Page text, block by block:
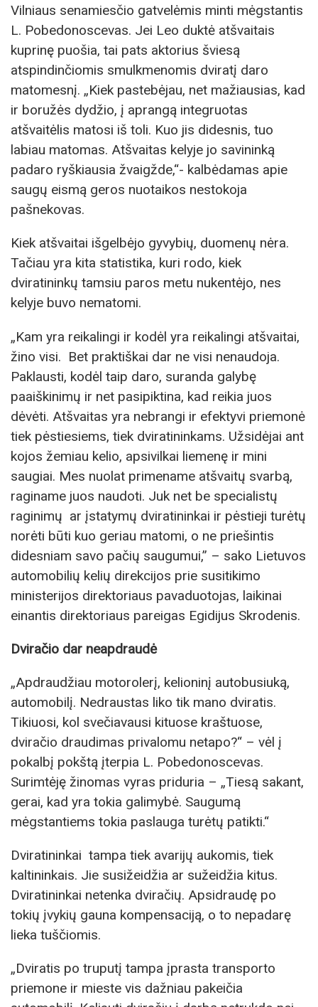
Vilniaus senamiesčio gatvelėmis minti mėgstantis
L. Pobedonoscevas. Jei Leo duktė atšvaitais
kuprinę puošia, tai pats aktorius šviesą
atspindinčiomis smulkmenomis dviratį daro
matomesnį. „Kiek pastebėjau, net mažiausias, kad
ir boružės dydžio, į aprangą integruotas
atšvaitėlis matosi iš toli. Kuo jis didesnis, tuo
labiau matomas. Atšvaitas kelyje jo savininką
padaro ryškiausia žvaigžde,“- kalbėdamas apie
saugų eismą geros nuotaikos nestokoja
pašnekovas.
Kiek atšvaitai išgelbėjo gyvybių, duomenų nėra.
Tačiau yra kita statistika, kuri rodo, kiek
dviratininkų tamsiu paros metu nukentėjo, nes
kelyje buvo nematomi.
„Kam yra reikalingi ir kodėl yra reikalingi atšvaitai,
žino visi. Bet praktiškai dar ne visi nenaudoja.
Paklausti, kodėl taip daro, suranda galybę
paaiškinimų ir net pasipiktina, kad reikia juos
dėvėti. Atšvaitas yra nebrangi ir efektyvi priemonė
tiek pėstiesiems, tiek dviratininkams. Užsidėjai ant
kojos žemiau kelio, apsivilkai liemenę ir mini
saugiai. Mes nuolat primename atšvaitų svarbą,
raginame juos naudoti. Juk net be specialistų
raginimų ar įstatymų dviratininkai ir pėstieji turėtų
norėti būti kuo geriau matomi, o ne priešintis
didesniam savo pačių saugumui,” – sako Lietuvos
automobilių kelių direkcijos prie susitikimo
ministerijos direktoriaus pavaduotojas, laikinai
einantis direktoriaus pareigas Egidijus Skrodenis.
Dviračio dar neapdraudė
„Apdraudžiau motorolerį, kelioninį autobusiuką,
automobilį. Nedraustas liko tik mano dviratis.
Tikiuosi, kol svečiavausi kituose kraštuose,
dviračio draudimas privalomu netapo?“ – vėl į
pokalbį pokštą įterpia L. Pobedonoscevas.
Surimtėję žinomas vyras priduria – „Tiesą sakant,
gerai, kad yra tokia galimybė. Saugumą
mėgstantiems tokia paslauga turėtų patikti.“
Dviratininkai tampa tiek avarijų aukomis, tiek
kaltininkais. Jie susižeidžia ar sužeidžia kitus.
Dviratininkai netenka dviračių. Apsidraudę po
tokių įvykių gauna kompensaciją, o to nepadarę
lieka tuščiomis.
„Dviratis po truputį tampa įprasta transporto
priemone ir mieste vis dažniau pakeičia